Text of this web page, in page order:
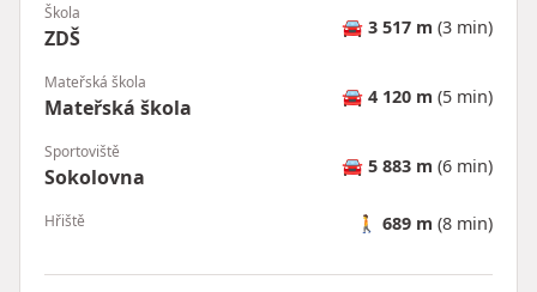
Škola
ZDŠ 🚘 3 517 m (3 min)
Mateřská škola
Mateřská škola 🚘 4 120 m (5 min)
Sportoviště
Sokolovna 🚘 5 883 m (6 min)
Hřiště 🚶 689 m (8 min)